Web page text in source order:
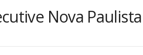
Nova Paulista